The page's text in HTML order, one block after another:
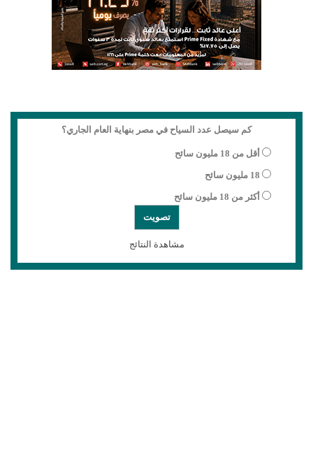
كم سيصل عدد السياح في مصر بنهاية العام الجاري؟
أقل من 18 مليون سائح
18 مليون سائح
أكثر من 18 مليون سائح
مشاهدة النتائج